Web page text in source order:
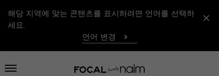
해당 지역에 맞는 콘텐츠를 표시하려면 언어를 선택하
세요.
언어 변경
메뉴 열기